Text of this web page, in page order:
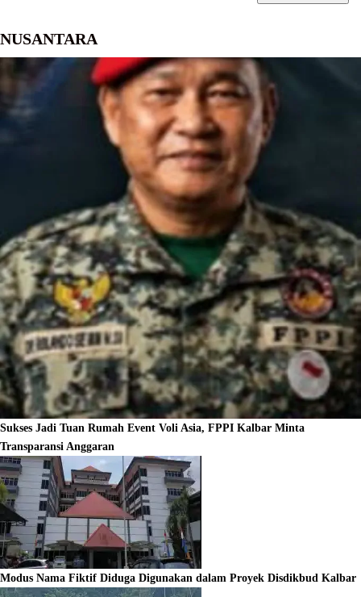
NUSANTARA
Sukses Jadi Tuan Rumah Event Voli Asia, FPPI Kalbar Minta
Transparansi Anggaran
Modus Nama Fiktif Diduga Digunakan dalam Proyek Disdikbud Kalbar